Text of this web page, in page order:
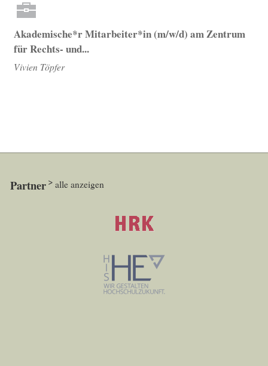
Akademische*r Mitarbeiter*in (m/w/d) am Zentrum
für Rechts- und...
Vivien Töpfer
Partner alle anzeigen